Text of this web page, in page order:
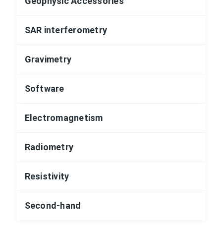
SAR interferometry
Gravimetry
Software
Electromagnetism
Radiometry
Resistivity
Second-hand